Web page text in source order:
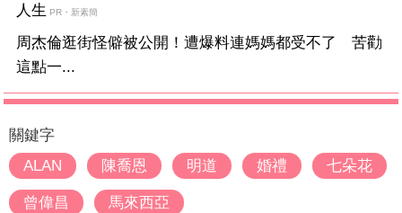
人生 PR・新素簡
周杰倫逛街怪僻被公開！遭爆料連媽媽都受不了 苦勸
這點一...
關鍵字
ALAN
陳喬恩 明道 婚禮 七朵花
曾偉昌 馬來西亞